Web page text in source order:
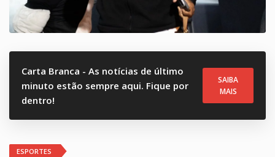
Carta Branca - As notícias de último
minuto estão sempre aqui. Fique por
dentro!
SAIBA
MAIS
ESPORTES